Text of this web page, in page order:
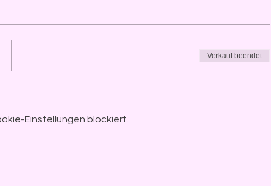
Verkauf beendet
Einstellungen blockiert.